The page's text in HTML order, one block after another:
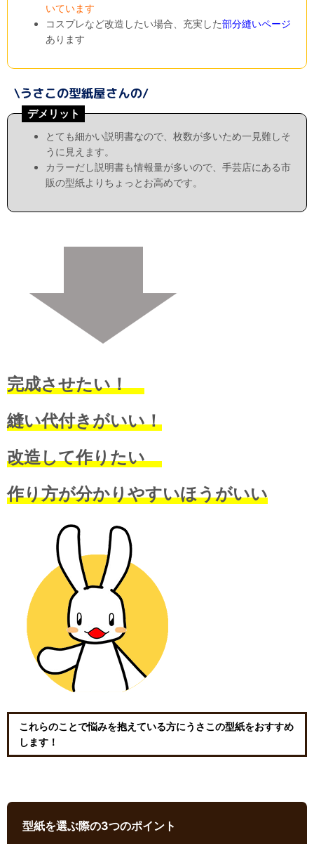
いています
コスプレなど改造したい場合、充実した部分縫いページ
あります
デメリット
とても細かい説明書なので、枚数が多いため一見難しそ
うに見えます。
カラーだし説明書も情報量が多いので、手芸店にある市
販の型紙よりちょっとお高めです。
完成させたい！
縫い代付きがいい！
改造して作りたい
作り方が分かりやすいほうがいい
これらのことで悩みを抱えている方にうさこの型紙をおすすめ
します！
型紙を選ぶ際の3つのポイント